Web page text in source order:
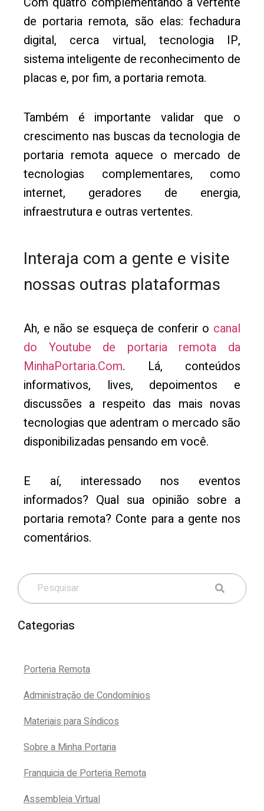
de portaria remota, são elas: fechadura
digital, cerca virtual, tecnologia IP,
sistema inteligente de reconhecimento de
placas e, por fim, a portaria remota.
Também é importante validar que o
crescimento nas buscas da tecnologia de
portaria remota aquece o mercado de
tecnologias complementares, como
internet, geradores de energia,
infraestrutura e outras vertentes.
Interaja com a gente e visite
nossas outras plataformas
Ah, e não se esqueça de conferir o canal
do Youtube de portaria remota da
MinhaPortaria.Com. Lá, conteúdos
informativos, lives, depoimentos e
discussões a respeito das mais novas
tecnologias que adentram o mercado são
disponibilizadas pensando em você.
E aí, interessado nos eventos
informados? Qual sua opinião sobre a
portaria remota? Conte para a gente nos
comentários.
Categorias
Porteria Remota
Administração de Condomínios
Materiais para Síndicos
Sobre a Minha Portaria
Franquicia de Porteria Remota
Assembleia Virtual